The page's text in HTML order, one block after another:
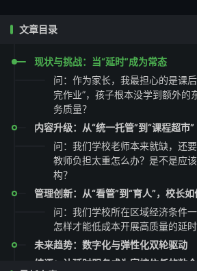
文章目录
现状与挑战：当“延时”成为常态
问：作为家长，我最担心的是课
完作业”，孩子根本没学到额外的
务质量？
内容升级：从“统一托管”到“课程超市”
问：我们学校老师本来就缺，还
教师负担太重怎么办？是不是应
构？
管理创新：从“看管”到“育人”，校长如
问：我们学校所在区域经济条件
怎样才能低成本开展高质量的延时
未来趋势：数字化与弹性化双轮驱动
结语：让延时服务成为家校信任的粘